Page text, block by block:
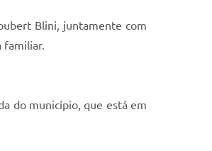
Blini, juntamente com
familiar.
do município, que está em